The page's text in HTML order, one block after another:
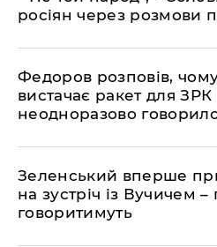
росіян через розмови
​Федоров розповів,
вистачає ракет для
неодноразово
​Зеленський вперше
на зустріч із Вучичем
говоритимуть